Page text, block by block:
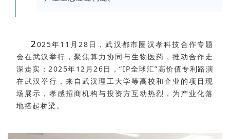
2025年11月28日，武汉都市圈汉孝科技合作专题
会在武汉举行，聚焦算力协同与生物医药，推动合作走
深走实；2025年12月26日，“IP全球汇”高价值专利路演
在武汉举行，来自武汉理工大学等高校和企业的项目现
场展示，孝感招商机构与投资方互动热烈，为产业化落
地搭起桥梁。